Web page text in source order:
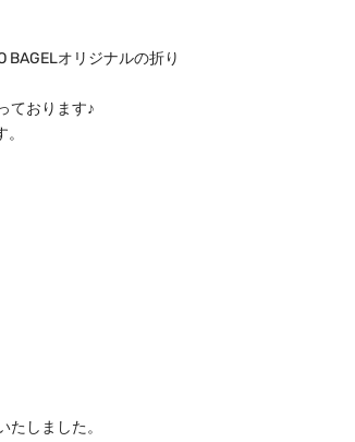
BAGELオリジナルの折り
ております♪
しました。